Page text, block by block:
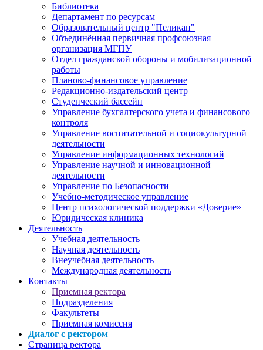
Библиотека
Департамент по ресурсам
Образовательный центр "Пеликан"
Объединённая первичная профсоюзная
организация МГПУ
Отдел гражданской обороны и мобилизационной
работы
Планово-финансовое управление
Редакционно-издательский центр
Студенческий бассейн
Управление бухгалтерского учета и финансового
контроля
Управление воспитательной и социокультурной
деятельности
Управление информационных технологий
Управление научной и инновационной
деятельности
Управление по Безопасности
Учебно-методическое управление
Центр психологической поддержки «Доверие»
Юридическая клиника
Деятельность
Учебная деятельность
Научная деятельность
Внеучебная деятельность
Международная деятельность
Контакты
Приемная ректора
Подразделения
Факультеты
Приемная комиссия
Диалог с ректором
Страница ректора